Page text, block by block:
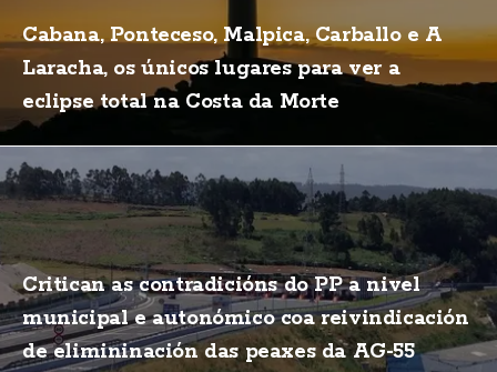
Cabana, Ponteceso, Malpica, Carballo e A
Laracha, os únicos lugares para ver a
eclipse total na Costa da Morte
Critican as contradicións do PP a nivel
municipal e autonómico coa reivindicación
de elimininación das peaxes da AG-55